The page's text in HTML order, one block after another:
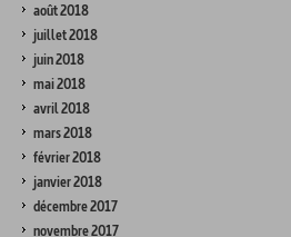
août 2018
juillet 2018
juin 2018
mai 2018
avril 2018
mars 2018
février 2018
janvier 2018
décembre 2017
novembre 2017